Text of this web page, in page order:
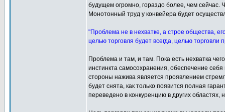
будущем огромно, гораздо более, чем сейчас.
Монотонный труд у конвейера будет
"Проблема не в нехватке, а строе общества,
целью торговля будет всегда, целью
Проблема и там, и там. Пока есть нехватка
инстинкта самосохранения, обеспечение
стороны нажива является проявлением
будет снята, как только появится полная
переведено в конкуренцию в других